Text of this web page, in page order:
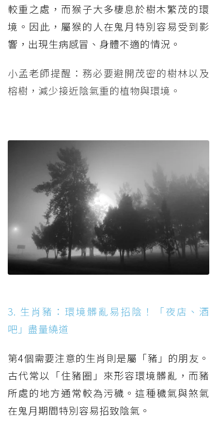
較重之處，而猴子大多棲息於樹木繁茂的環
境。因此，屬猴的人在鬼月特別容易受到影
響，出現生病感冒、身體不適的情況。
小孟老師提醒：務必要避開茂密的樹林以及
榕樹，減少接近陰氣重的植物與環境。
3. 生肖豬：環境髒亂易招陰！「夜店、酒
吧」盡量繞道
第4個需要注意的生肖則是屬「豬」的朋友。
古代常以「住豬圈」來形容環境髒亂，而豬
所處的地方通常較為污穢。這種穢氣與煞氣
在鬼月期間特別容易招致陰氣。